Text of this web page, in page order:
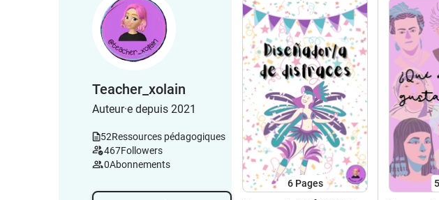
Teacher_xolain
Auteur·e depuis 2021
52Ressources pédagogiques
467Followers
0Abonnements
6 Pages 5